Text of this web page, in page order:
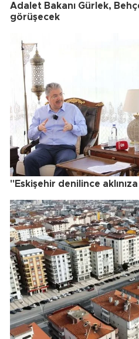
Adalet Bakanı Gürlek,
görüşecek
"Eskişehir denilince